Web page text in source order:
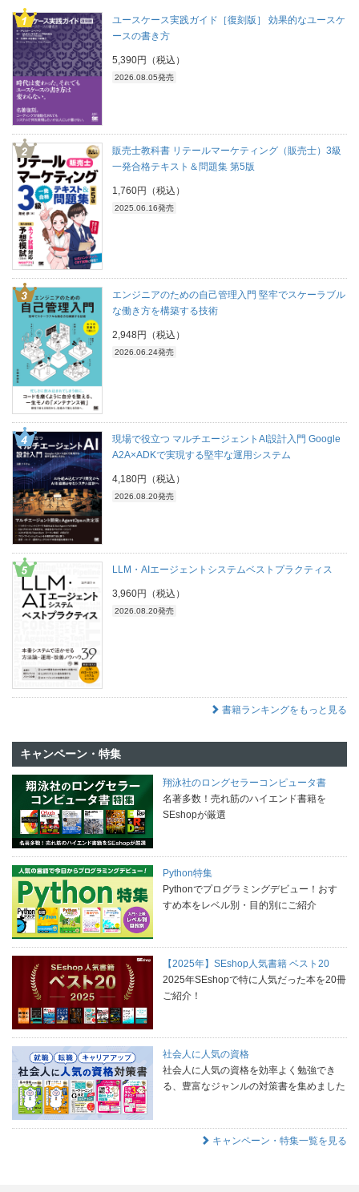
ユースケース実践ガイド［復刻版］ 効果的なユースケ
ースの書き方
5,390円（税込）
2026.08.05発売
販売士教科書 リテールマーケティング（販売士）3級
一発合格テキスト＆問題集 第5版
1,760円（税込）
2025.06.16発売
エンジニアのための自己管理入門 堅牢でスケーラブル
な働き方を構築する技術
2,948円（税込）
2026.06.24発売
現場で役立つ マルチエージェントAI設計入門 Google
A2A×ADKで実現する堅牢な運用システム
4,180円（税込）
2026.08.20発売
LLM・AIエージェントシステムベストプラクティス
3,960円（税込）
2026.08.20発売
書籍ランキングをもっと見る
キャンペーン・特集
翔泳社のロングセラーコンピュータ書
名著多数！売れ筋のハイエンド書籍を
SEshopが厳選
Python特集
Pythonでプログラミングデビュー！おす
すめ本をレベル別・目的別にご紹介
【2025年】SEshop人気書籍 ベスト20
2025年SEshopで特に人気だった本を20冊
ご紹介！
社会人に人気の資格
社会人に人気の資格を効率よく勉強でき
る、豊富なジャンルの対策書を集めました
キャンペーン・特集一覧を見る